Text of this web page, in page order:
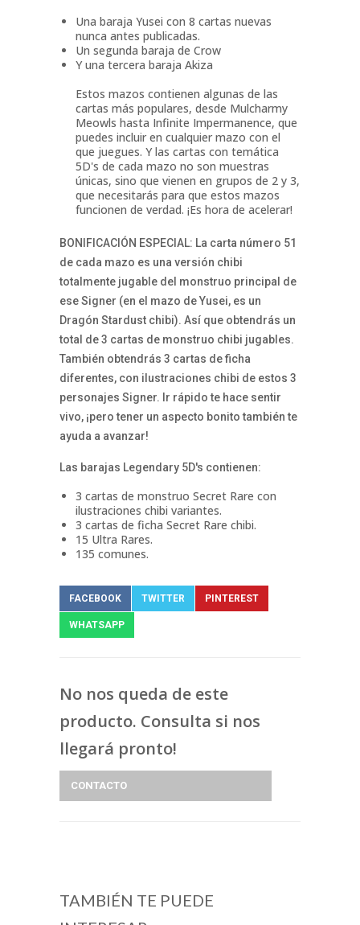
Una baraja Yusei con 8 cartas nuevas
nunca antes publicadas.
Un segunda baraja de Crow
Y una tercera baraja Akiza
Estos mazos contienen algunas de las
cartas más populares, desde Mulcharmy
Meowls hasta Infinite Impermanence, que
puedes incluir en cualquier mazo con el
que juegues. Y las cartas con temática
5D's de cada mazo no son muestras
únicas, sino que vienen en grupos de 2 y 3,
que necesitarás para que estos mazos
funcionen de verdad. ¡Es hora de acelerar!
BONIFICACIÓN ESPECIAL: La carta número 51
de cada mazo es una versión chibi
totalmente jugable del monstruo principal de
ese Signer (en el mazo de Yusei, es un
Dragón Stardust chibi). Así que obtendrás un
total de 3 cartas de monstruo chibi jugables.
También obtendrás 3 cartas de ficha
diferentes, con ilustraciones chibi de estos 3
personajes Signer. Ir rápido te hace sentir
vivo, ¡pero tener un aspecto bonito también te
ayuda a avanzar!
Las barajas Legendary 5D's contienen:
3 cartas de monstruo Secret Rare con
ilustraciones chibi variantes.
3 cartas de ficha Secret Rare chibi.
15 Ultra Rares.
135 comunes.
FACEBOOK TWITTER PINTEREST
WHATSAPP
No nos queda de este
producto. Consulta si nos
llegará pronto!
CONTACTO
TAMBIÉN TE PUEDE